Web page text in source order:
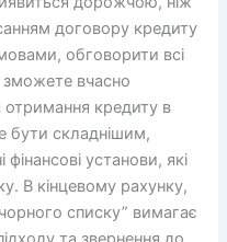
договору кредиту
обговорити всі
зможете вчасно
отримання кредиту в
бути складнішим,
установи, які
В кінцевому рахунку,
списку” вимагає